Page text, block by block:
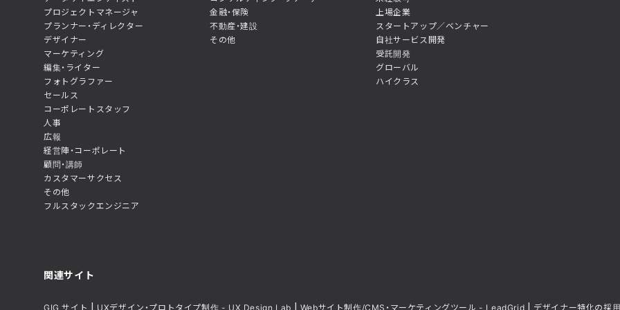
プロジェクトマネージャ
プランナー・ディレクター
デザイナー
マーケティング
編集・ライター
フォトグラファー
セールス
コーポレートスタッフ
人事
広報
経営陣・コーポレート
顧問・講師
カスタマーサクセス
その他
フルスタックエンジニア
金融・保険
不動産・建設
その他
上場企業
スタートアップ／ベンチャー
自社サービス開発
受託開発
グローバル
ハイクラス
関連サイト
GIG サイト UXデザイン・プロトタイプ制作 - UX Design Lab Webサイト制作/CMS・マーケティングツール - LeadGrid デザイナー特化の採